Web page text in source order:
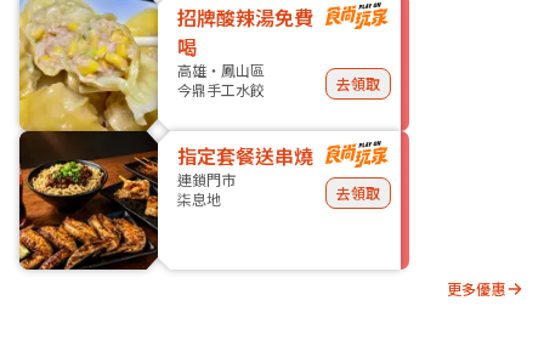
招牌酸辣湯免費
喝
高雄・鳳山區
今鼎手工水餃
去領取
指定套餐送串燒
連鎖門市
柒息地
去領取
更多優惠